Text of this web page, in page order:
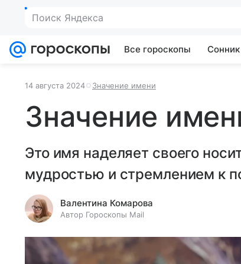
Поиск Яндекса
Все гороскопы Сонник
14 августа 2024 Значение имени
Значение
Это имя наделяет своего
мудростью и стремлением к
Валентина Комарова
Автор Гороскопы Mail